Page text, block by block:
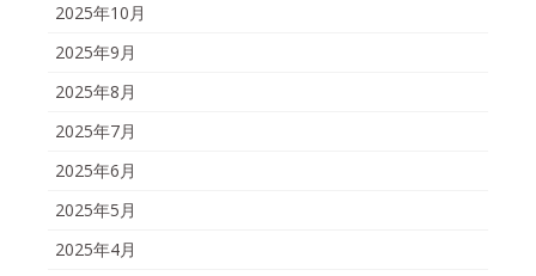
2025年10月
2025年9月
2025年8月
2025年7月
2025年6月
2025年5月
2025年4月